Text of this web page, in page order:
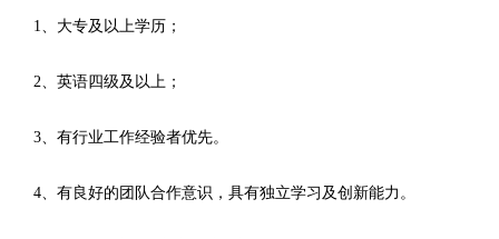
1、大专及以上学历；
2、英语四级及以上；
3、有行业工作经验者优先。
4、有良好的团队合作意识，具有独立学习及创新能力。